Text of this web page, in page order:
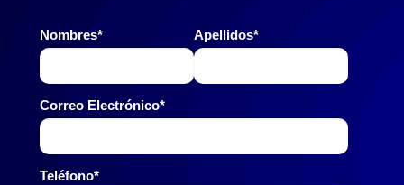
Nombres* Apellidos*
Correo Electrónico*
Teléfono*